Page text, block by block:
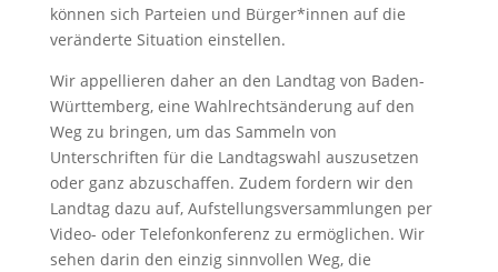
können sich Parteien und Bürger*innen auf die
veränderte Situation einstellen.
Wir appellieren daher an den Landtag von Baden-
Württemberg, eine Wahlrechtsänderung auf den
Weg zu bringen, um das Sammeln von
Unterschriften für die Landtagswahl auszusetzen
oder ganz abzuschaffen. Zudem fordern wir den
Landtag dazu auf, Aufstellungsversammlungen per
Video- oder Telefonkonferenz zu ermöglichen. Wir
sehen darin den einzig sinnvollen Weg, die